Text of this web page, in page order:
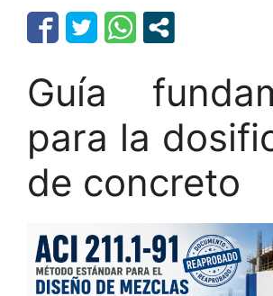
Guía
para la
de concreto